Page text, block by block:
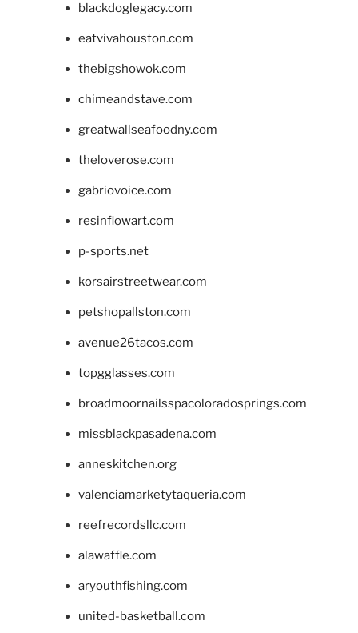
blackdoglegacy.com
eatvivahouston.com
thebigshowok.com
chimeandstave.com
greatwallseafoodny.com
theloverose.com
gabriovoice.com
resinflowart.com
p-sports.net
korsairstreetwear.com
petshopallston.com
avenue26tacos.com
topgglasses.com
broadmoornailsspacoloradosprings.com
missblackpasadena.com
anneskitchen.org
valenciamarketytaqueria.com
reefrecordsllc.com
alawaffle.com
aryouthfishing.com
united-basketball.com